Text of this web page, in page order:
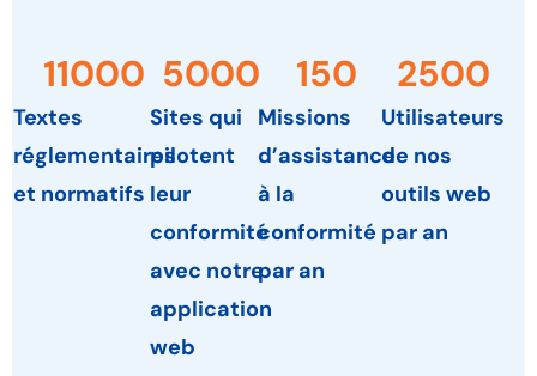
Textes
réglementaires
et normatifs
11000
Sites qui
pilotent
leur
conformité
avec notre
application
web
5000
Missions
d’assistance
à la
conformité
par an
150
Utilisateurs
de nos
outils web
par an
2500